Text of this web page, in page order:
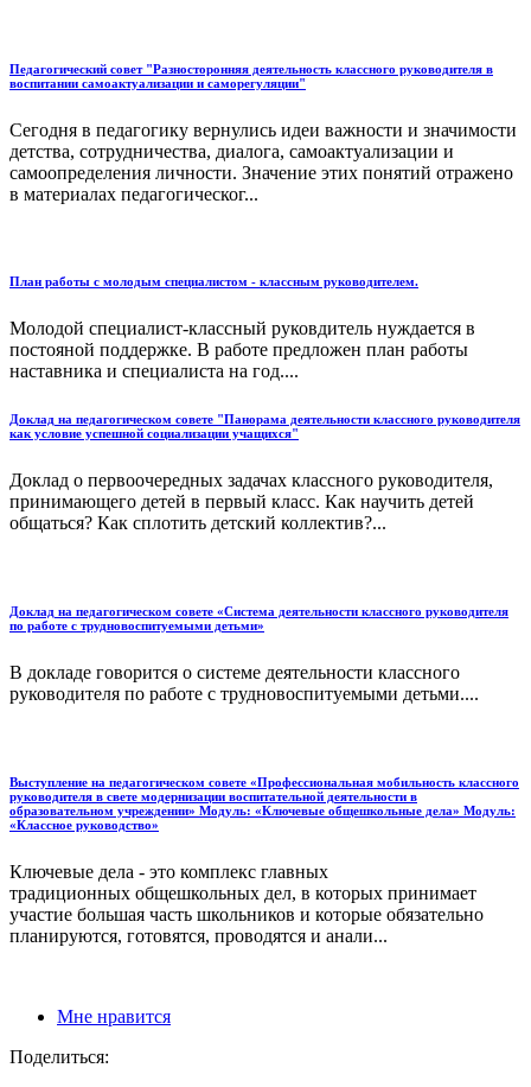
Педагогический совет "Разносторонняя деятельность классного руководителя в
воспитании самоактуализации и саморегуляции"
Сегодня в педагогику вернулись идеи важности и значимости
детства, сотрудничества, диалога, самоактуализации и
самоопределения личности. Значение этих понятий отражено
в материалах педагогическог...
План работы с молодым специалистом - классным руководителем.
Молодой специалист-классный руковдитель нуждается в
постояной поддержке. В работе предложен план работы
наставника и специалиста на год....
Доклад на педагогическом совете "Панорама деятельности классного руководителя
как условие успешной социализации учащихся"
Доклад о первоочередных задачах классного руководителя,
принимающего детей в первый класс. Как научить детей
общаться? Как сплотить детский коллектив?...
Доклад на педагогическом совете «Система деятельности классного руководителя
по работе с трудновоспитуемыми детьми»
В докладе говорится о системе деятельности классного
руководителя по работе с трудновоспитуемыми детьми....
Выступление на педагогическом совете «Профессиональная мобильность классного
руководителя в свете модернизации воспитательной деятельности в
образовательном учреждении» Модуль: «Ключевые общешкольные дела» Модуль:
«Классное руководство»
Ключевые дела - это комплекс главных
традиционных общешкольных дел, в которых принимает
участие большая часть школьников и которые обязательно
планируются, готовятся, проводятся и анали...
Мне нравится
Поделиться: